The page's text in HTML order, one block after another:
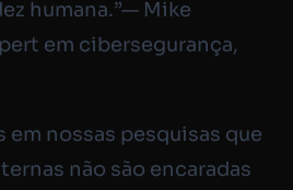
humana.”— Mike
em cibersegurança,
em nossas pesquisas que
não são encaradas